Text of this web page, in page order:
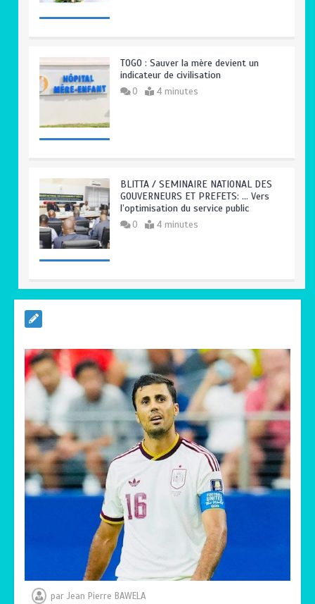
TOGO : Sauver la mère devient un
indicateur de civilisation
0 4 minutes
BLITTA / SEMINAIRE NATIONAL DES
GOUVERNEURS ET PREFETS: … Vers
l’optimisation du service public
0 4 minutes
0 5 minutes
TRANSFORMATION SOCIALE :
L’importance pour le Togo d’avoir une
Feuille de route
5 minutes
TOGO : Sauver la mère devient un
indicateur de civilisation
0
4 minutes
par Jean Pierre BAWELA